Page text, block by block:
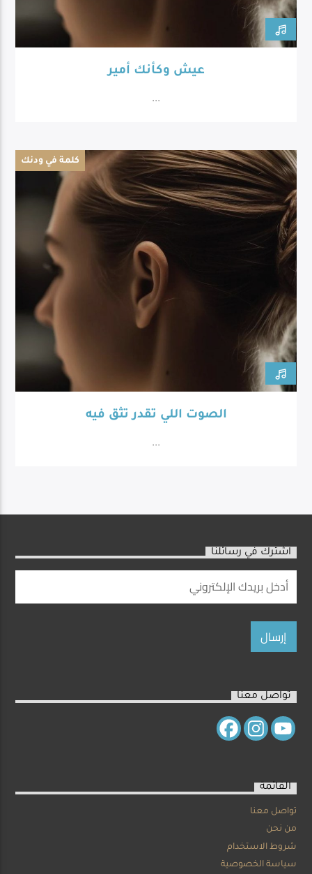
عيش وكأنك أمير
...
كلمة في ودنك
الصوت اللي تقدر تثق فيه
...
اشترك في رسائلنا
تواصل معنا
القائمة
تواصل معنا
من نحن
شروط الاستخدام
سياسة الخصوصية